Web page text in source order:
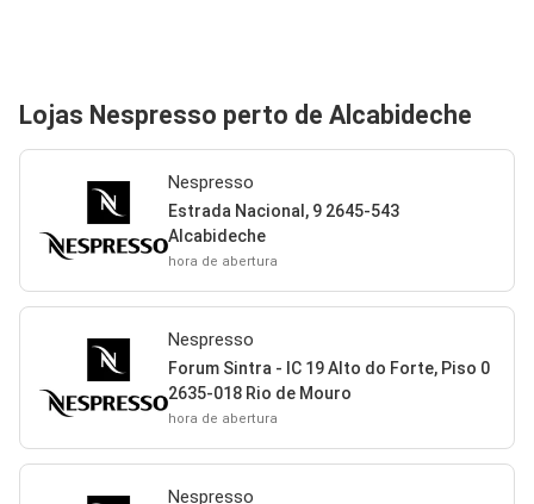
Lojas Nespresso perto de Alcabideche
Nespresso
Estrada Nacional, 9 2645-543
Alcabideche
hora de abertura
Nespresso
Forum Sintra - IC 19 Alto do Forte, Piso 0
2635-018 Rio de Mouro
hora de abertura
Nespresso